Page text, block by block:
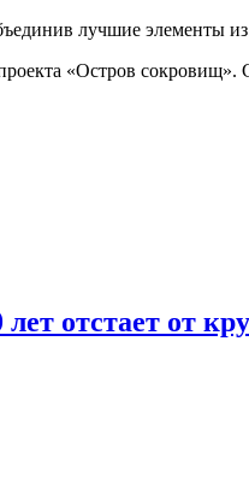
лучшие элементы
«Остров
отстает от